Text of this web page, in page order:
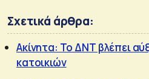
Σχετικά άρθρα:
Ακίνητα: Το ΔΝΤ βλέπει
κατοικιών